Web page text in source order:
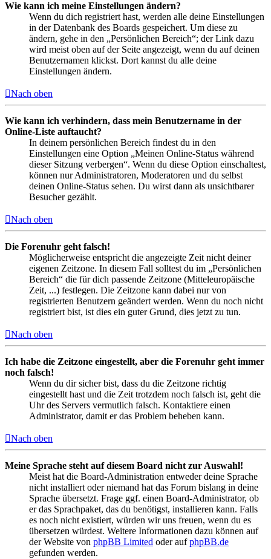
Wie kann ich meine Einstellungen ändern?
Wenn du dich registriert hast, werden alle deine Einstellungen
in der Datenbank des Boards gespeichert. Um diese zu
ändern, gehe in den „Persönlichen Bereich“; der Link dazu
wird meist oben auf der Seite angezeigt, wenn du auf deinen
Benutzernamen klickst. Dort kannst du alle deine
Einstellungen ändern.
Nach oben
Wie kann ich verhindern, dass mein Benutzername in der
Online-Liste auftaucht?
In deinem persönlichen Bereich findest du in den
Einstellungen eine Option „Meinen Online-Status während
dieser Sitzung verbergen“. Wenn du diese Option einschaltest,
können nur Administratoren, Moderatoren und du selbst
deinen Online-Status sehen. Du wirst dann als unsichtbarer
Besucher gezählt.
Nach oben
Die Forenuhr geht falsch!
Möglicherweise entspricht die angezeigte Zeit nicht deiner
eigenen Zeitzone. In diesem Fall solltest du im „Persönlichen
Bereich“ die für dich passende Zeitzone (Mitteleuropäische
Zeit, ...) festlegen. Die Zeitzone kann dabei nur von
registrierten Benutzern geändert werden. Wenn du noch nicht
registriert bist, ist dies ein guter Grund, dies jetzt zu tun.
Nach oben
Ich habe die Zeitzone eingestellt, aber die Forenuhr geht immer
noch falsch!
Wenn du dir sicher bist, dass du die Zeitzone richtig
eingestellt hast und die Zeit trotzdem noch falsch ist, geht die
Uhr des Servers vermutlich falsch. Kontaktiere einen
Administrator, damit er das Problem beheben kann.
Nach oben
Meine Sprache steht auf diesem Board nicht zur Auswahl!
Meist hat die Board-Administration entweder deine Sprache
nicht installiert oder niemand hat das Forum bislang in deine
Sprache übersetzt. Frage ggf. einen Board-Administrator, ob
er das Sprachpaket, das du benötigst, installieren kann. Falls
es noch nicht existiert, würden wir uns freuen, wenn du es
übersetzen würdest. Weitere Informationen dazu können auf
der Website von phpBB Limited oder aufphpBB.de
gefunden werden.